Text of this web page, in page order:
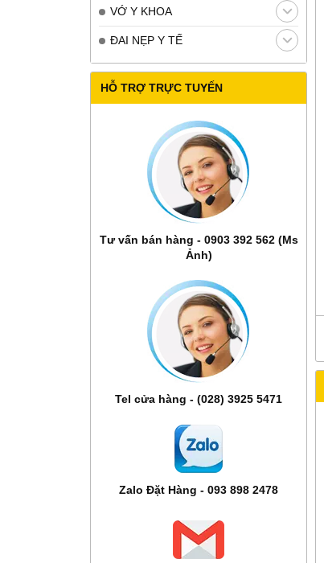
VỚ Y KHOA
ĐAI NẸP Y TẾ
HỖ TRỢ TRỰC TUYẾN
Tư vấn bán hàng - 0903 392 562 (Ms
Ảnh)
Tel cửa hàng - (028) 3925 5471
Zalo Đặt Hàng - 093 898 2478